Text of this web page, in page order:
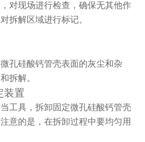
对现场进行检查，确保无其他作
拆解区域进行标记。
孔硅酸钙管壳表面的灰尘和杂
拆解。
装置
工具，拆卸固定微孔硅酸钙管壳
意的是，在拆卸过程中要均匀用